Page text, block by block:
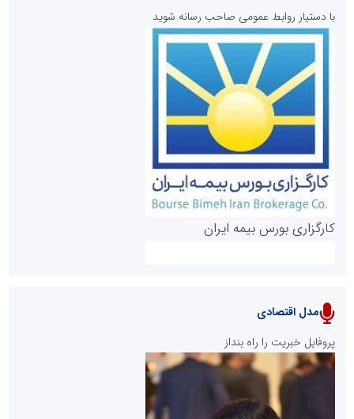
روابط عمومی خبرگزاری گزارش خبر
پایگاه خبری نهضت ملی مسکن
با دستیار روابط عمومی صاحب رسانه شوید
کارگزاری بورس بیمه ایران
مدل اقتصادی
پروفایل خبریت را راه بنداز